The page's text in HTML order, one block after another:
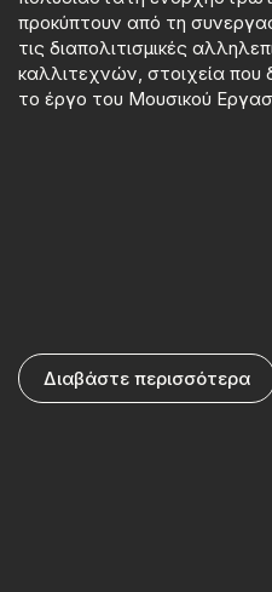
προκύπτουν από τη
τις διαπολιτισμικές
καλλιτεχνών, στοιχεία που
το έργο του Μουσικού
Διαβάστε περισσότερα